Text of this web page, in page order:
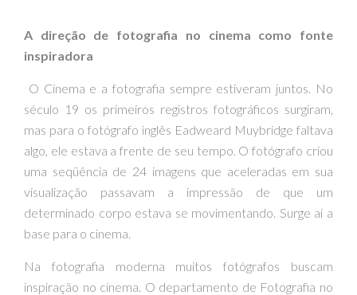
A direção de fotografia no cinema como fonte
inspiradora
O Cinema e a fotografia sempre estiveram juntos. No
século 19 os primeiros registros fotográficos surgiram,
mas para o fotógrafo inglês Eadweard Muybridge faltava
algo, ele estava a frente de seu tempo. O fotógrafo criou
uma seqüência de 24 imagens que aceleradas em sua
visualização passavam a impressão de que um
determinado corpo estava se movimentando. Surge aí a
base para o cinema.
Na fotografia moderna muitos fotógrafos buscam
inspiração no cinema. O departamento de Fotografia no